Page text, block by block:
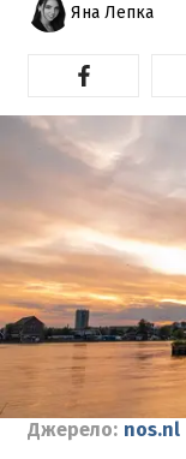
Яна Лепка
Джерело: nos.nl